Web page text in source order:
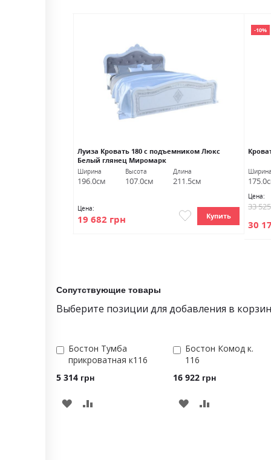
Луиза Кровать 180 с подъемником Люкс
Белый глянец Миромарк
Ширина
196.0см
Высота
107.0см
Длина
211.5см
Цена:
19 682 грн Купить
-10%
Ширина
Цена:
30
33
Сопутствующие товары
Выберите позиции для добавления в
Бостон Тумба
прикроватная к116
5 314 грн
Добавить
в
корзину
Бостон Комод к.
116
16 922 грн
Добавить
в
корзину